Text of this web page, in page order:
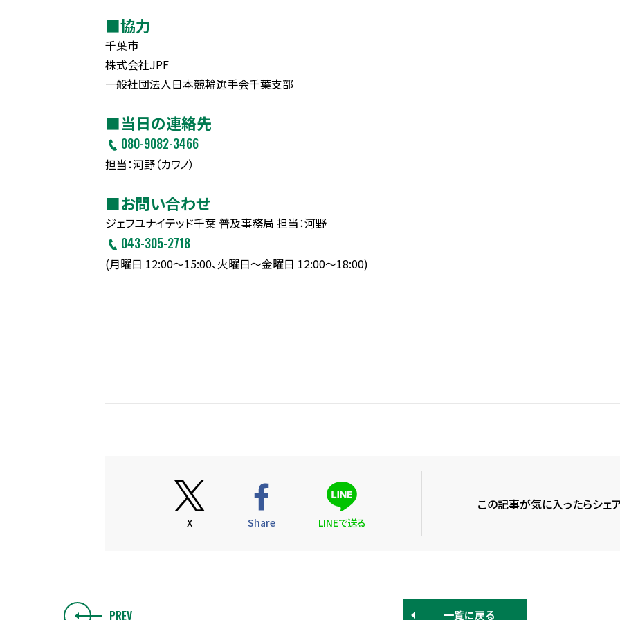
■協力
千葉市
株式会社JPF
一般社団法人日本競輪選手会千葉支部
■当日の連絡先
080-9082-3466
担当：河野（カワノ）
■お問い合わせ
ジェフユナイテッド千葉 普及事務局 担当：河野
043-305-2718
(月曜日 12:00～15:00、火曜日～金曜日 12:00～18:00)
X Share LINEで送る
この記事が気に入ったらシェ
一覧に戻る
PREV